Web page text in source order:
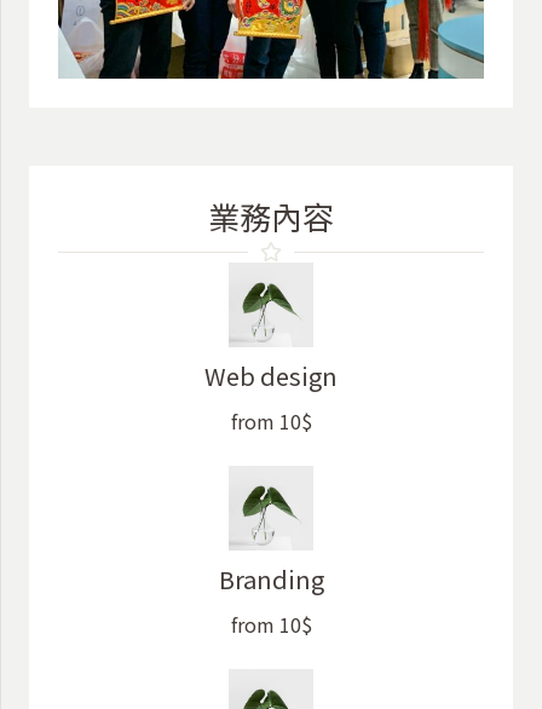
業務內容
Web design
from 10$
Branding
from 10$